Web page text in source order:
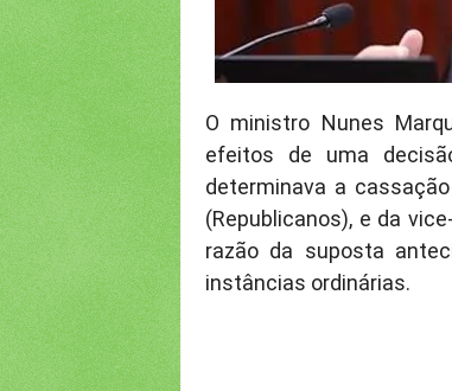
O ministro Nunes
efeitos de uma
determinava a
(Republicanos), e da
razão da suposta
instâncias ordinárias.